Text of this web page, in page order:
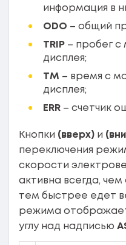
информация в
ODO – общий
TRIP – пробег с
дисплея;
ТМ – время с
дисплея;
ERR – счетчик
Кнопки (вверх) и
переключения
скорости
активна всегда,
тем быстрее едет
режима
углу над надписью